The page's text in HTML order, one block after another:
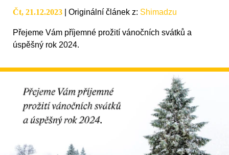
Čt, 21.12.2023 Originální článek z: Shimadzu
Přejeme Vám příjemné prožití vánočních svátků a
úspěšný rok 2024.